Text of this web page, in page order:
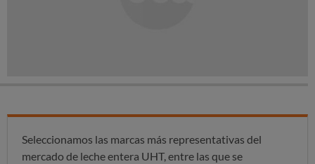
Seleccionamos las marcas más representativas del
mercado de leche entera UHT, entre las que se